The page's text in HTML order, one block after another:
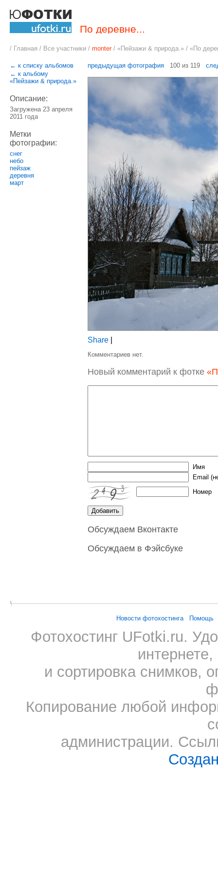
По деревне...
/ Главная / Все участники / monter/ «Пейзажи & природа.» / «По
← к списку альбомов
← к альбому
«Пейзажи & природа.»
Описание:
Загружена 23 апреля
2011 года
Метки
фотографии:
снег
небо
пейзаж
деревня
март
предыдущая фотография100 из 119
Share
Комментариев нет.
Новый комментарий к фотке
Имя
Email
Номер
Обсуждаем Вконтакте
Обсуждаем в Фэйсбуке
Новости фотохостинга Помощь
Фотохостинг UFotki.ru.
и сортировка снимков,
Копирование любой
администрации.